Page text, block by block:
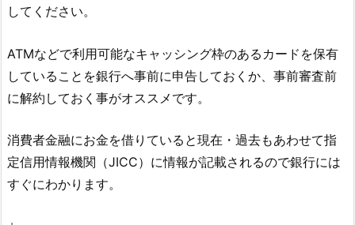
してください。
ATMなどで利用可能なキャッシング枠のあるカードを保有
していることを銀行へ事前に申告しておくか、事前審査前
に解約しておく事がオススメです。
消費者金融にお金を借りていると現在・過去もあわせて指
定信用情報機関（JICC）に情報が記載されるので銀行には
すぐにわかります。